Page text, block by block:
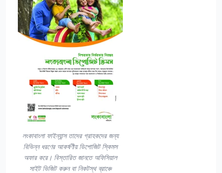
লংকাবাংলা ফাইন্যান্স তাদের গ্রাহকদের জন্য
বিভিন্ন ধরণের আকর্ষণীয় ডিপোজিট স্কিমস
অফার করে। বিস্তারিত জানতে অফিসিয়াল
সাইট ভিজিট করুন বা নিকটস্থ ব্রাঞ্চে